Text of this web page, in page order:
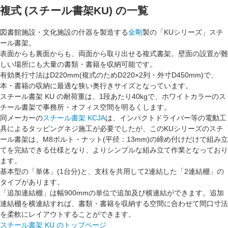
複式 (スチール書架KU) の一覧
図書館施設・文化施設の什器を製造する金剛製の「KUシリーズ」スチ
ール書架。
表面からも裏面からも、両面から取り出せる複式書架。壁面の設置が難
しい場所にも大量の書類・書籍を収納可能です。
有効奥行寸法はD220mm(複式のためD220×2列・外寸D450mm)で、
本・書籍の収納に最適な狭い奥行きサイズとなっています。
スチール書架 KU の耐荷重は、 1段あたり40kgで、ホワイトカラーのス
チール書架で事務所・オフィス空間を明るくします。
同メーカーのスチール書架 KCJAは、インパクトドライバー等の電動工
具によるタッピングネジ施工が必要でしたが、このKUシリーズのスチ
ール書架は、M8ボルト・ナット(平径：13mm)の締め付けだけで組み立
てを完結できる仕様となり、よりシンプルな組み立て作業となっており
ます。
基本型の「単体 」(1台分)と、支柱を共用して2連結した「2連結棚 」の
タイプがあります。
「追加連結棚 」は幅900mmの単位で追加及び横連結ができます。追加
連結棚を横連結すれば、書類・書籍を収納する空間に合わせて間口寸法
を柔軟にレイアウトすることができます。
スチール書架 KU のトップページ